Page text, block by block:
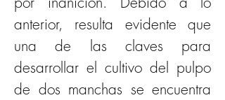
anterior, resulta evidente que
una de las claves para
desarrollar el cultivo del pulpo
de dos manchas se encuentra